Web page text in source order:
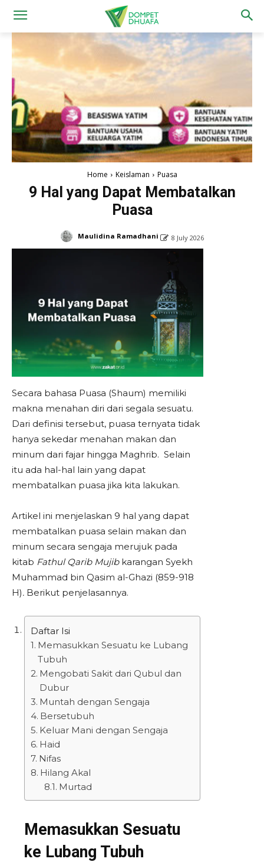
Home Keislaman Puasa
9 Hal yang Dapat Membatalkan
Puasa
Maulidina Ramadhani 8 July 2026
Secara bahasa Puasa (Shaum) memiliki
makna menahan diri dari segala sesuatu.
Dari definisi tersebut, puasa ternyata tidak
hanya sekedar menahan makan dan
minum dari fajar hingga Maghrib. Selain
itu ada hal-hal lain yang dapat
membatalkan puasa jika kita lakukan.
Artikel ini menjelaskan 9 hal yang dapat
membatalkan puasa selain makan dan
minum secara sengaja merujuk pada
kitab Fathul Qarib Mujib karangan Syekh
Muhammad bin Qasim al-Ghazi (859-918
H). Berikut penjelasannya.
Daftar Isi
Memasukkan Sesuatu ke Lubang
Tubuh
Mengobati Sakit dari Qubul dan
Dubur
Muntah dengan Sengaja
Bersetubuh
Keluar Mani dengan Sengaja
Haid
Nifas
Hilang Akal
Murtad
Memasukkan Sesuatu
ke Lubang Tubuh